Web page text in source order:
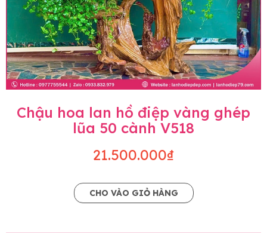
Chậu hoa lan hồ điệp vàng ghép
lũa 50 cành V518
21.500.000₫
CHO VÀO GIỎ HÀNG